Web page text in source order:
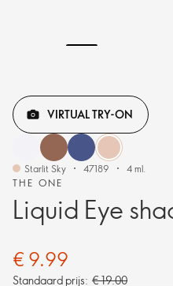
THE ONE
Liquid Eye
VIRTUAL TRY-ON
Starlit Sky 47189 4 ml.
€ 9.99
Standaard prijs: € 19.00